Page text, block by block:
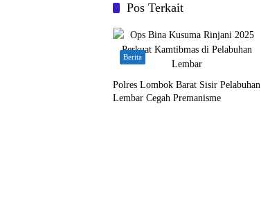
Pos Terkait
Berita
Polres Lombok Barat Sisir Pelabuhan
Lembar Cegah Premanisme